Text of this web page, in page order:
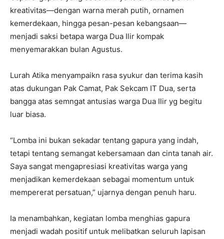
kreativitas—dengan warna merah putih, ornamen
kemerdekaan, hingga pesan-pesan kebangsaan—
menjadi saksi betapa warga Dua Ilir kompak
menyemarakkan bulan Agustus.
Lurah Atika menyampaikn rasa syukur dan terima kasih
atas dukungan Pak Camat, Pak Sekcam IT Dua, serta
bangga atas semngat antusias warga Dua Ilir yg begitu
luar biasa.
“Lomba ini bukan sekadar tentang gapura yang indah,
tetapi tentang semangat kebersamaan dan cinta tanah air.
Saya sangat mengapresiasi kreativitas warga yang
menjadikan kemerdekaan sebagai momentum untuk
mempererat persatuan,” ujarnya dengan penuh haru.
Ia menambahkan, kegiatan lomba menghias gapura
menjadi wadah positif untuk melibatkan seluruh lapisan